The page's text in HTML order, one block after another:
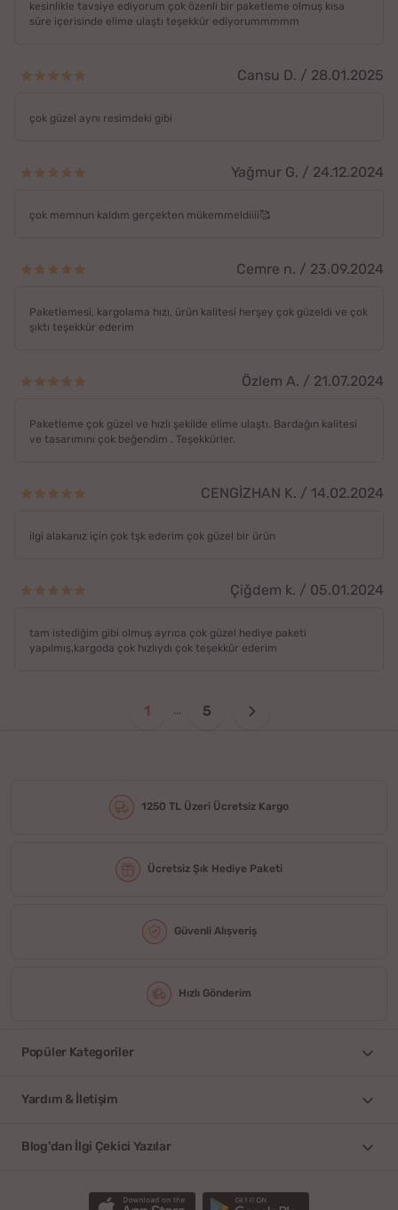
kesinlikle tavsiye ediyorum çok özenli bir paketleme olmuş kısa
süre içerisinde elime ulaştı teşekkür ediyorummmmm
Cansu D. / 28.01.2025
çok güzel aynı resimdeki gibi
Yağmur G. / 24.12.2024
çok memnun kaldım gerçekten mükemmeldiiii🥰
Cemre n. / 23.09.2024
Paketlemesi, kargolama hızı, ürün kalitesi herşey çok güzeldi ve çok
şıktı teşekkür ederim
Özlem A. / 21.07.2024
Paketleme çok güzel ve hızlı şekilde elime ulaştı. Bardağın kalitesi
ve tasarımını çok beğendim . Teşekkürler.
CENGİZHAN K. / 14.02.2024
ilgi alakanız için çok tşk ederim çok güzel bir ürün
Çiğdem k. / 05.01.2024
tam istediğim gibi olmuş ayrıca çok güzel hediye paketi
yapılmış,kargoda çok hızlıydı çok teşekkür ederim
1 ... 5
1250 TL Üzeri Ücretsiz Kargo
Ücretsiz Şık Hediye Paketi
Güvenli Alışveriş
Hızlı Gönderim
Popüler Kategoriler
Yardım & İletişim
Blog'dan İlgi Çekici Yazılar